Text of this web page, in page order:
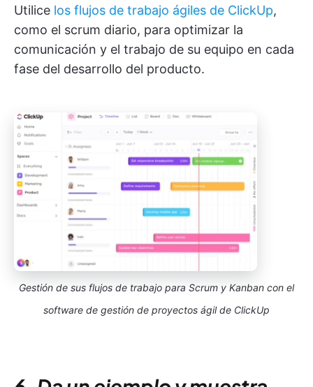
Utilice los flujos de trabajo ágiles de ClickUp,
como el scrum diario, para optimizar la
comunicación y el trabajo de su equipo en cada
fase del desarrollo del producto.
Gestión de sus flujos de trabajo para Scrum y Kanban con el
software de gestión de proyectos ágil de ClickUp